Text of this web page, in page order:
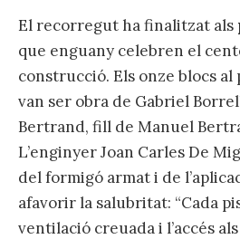
El recorregut ha finalitzat als
que enguany celebren el
construcció. Els onze blocs al
van ser obra de Gabriel
Bertrand, fill de Manuel
L’enginyer Joan Carles De
del formigó armat i de
afavorir la salubritat: “Cada
ventilació creuada i l’accés